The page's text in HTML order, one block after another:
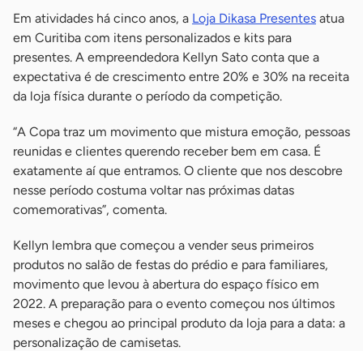
Em atividades há cinco anos, a Loja Dikasa Presentes atua
em Curitiba com itens personalizados e kits para
presentes. A empreendedora Kellyn Sato conta que a
expectativa é de crescimento entre 20% e 30% na receita
da loja física durante o período da competição.
“A Copa traz um movimento que mistura emoção, pessoas
reunidas e clientes querendo receber bem em casa. É
exatamente aí que entramos. O cliente que nos descobre
nesse período costuma voltar nas próximas datas
comemorativas”, comenta.
Kellyn lembra que começou a vender seus primeiros
produtos no salão de festas do prédio e para familiares,
movimento que levou à abertura do espaço físico em
2022. A preparação para o evento começou nos últimos
meses e chegou ao principal produto da loja para a data: a
personalização de camisetas.